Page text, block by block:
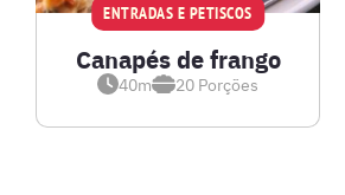
ENTRADAS E PETISCOS
Canapés de frango
40m 20 Porções